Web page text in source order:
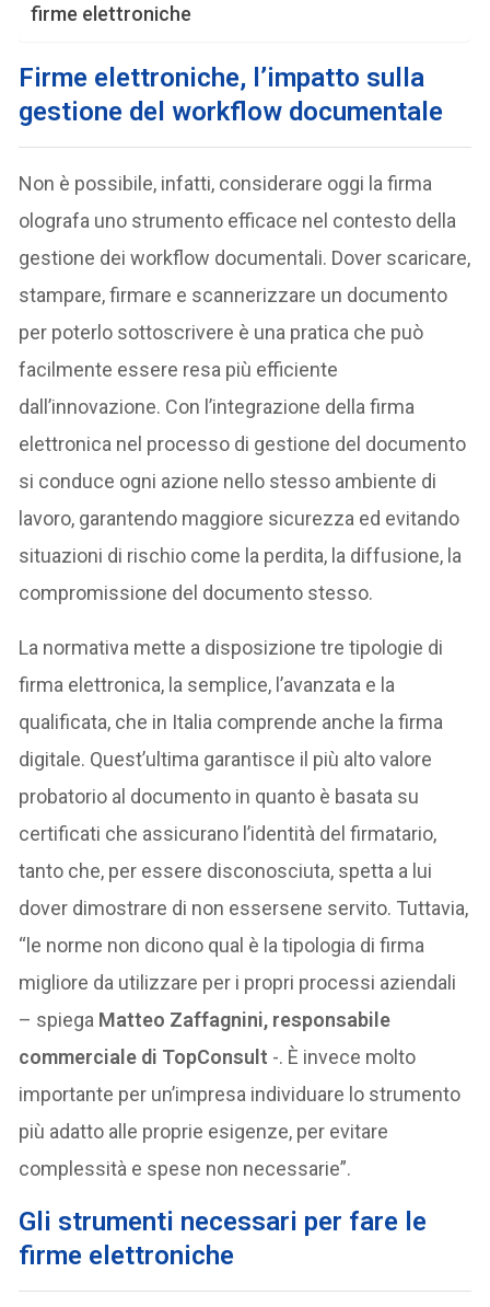
firme elettroniche
Firme elettroniche, l’impatto sulla
gestione del workflow documentale
Non è possibile, infatti, considerare oggi la firma
olografa uno strumento efficace nel contesto della
gestione dei workflow documentali. Dover scaricare,
stampare, firmare e scannerizzare un documento
per poterlo sottoscrivere è una pratica che può
facilmente essere resa più efficiente
dall’innovazione. Con l’integrazione della firma
elettronica nel processo di gestione del documento
si conduce ogni azione nello stesso ambiente di
lavoro, garantendo maggiore sicurezza ed evitando
situazioni di rischio come la perdita, la diffusione, la
compromissione del documento stesso.
La normativa mette a disposizione tre tipologie di
firma elettronica, la semplice, l’avanzata e la
qualificata, che in Italia comprende anche la firma
digitale. Quest’ultima garantisce il più alto valore
probatorio al documento in quanto è basata su
certificati che assicurano l’identità del firmatario,
tanto che, per essere disconosciuta, spetta a lui
dover dimostrare di non essersene servito. Tuttavia,
“le norme non dicono qual è la tipologia di firma
migliore da utilizzare per i propri processi aziendali
– spiega Matteo Zaffagnini, responsabile
commerciale di TopConsult -. È invece molto
importante per un’impresa individuare lo strumento
più adatto alle proprie esigenze, per evitare
complessità e spese non necessarie”.
Gli strumenti necessari per fare le
firme elettroniche